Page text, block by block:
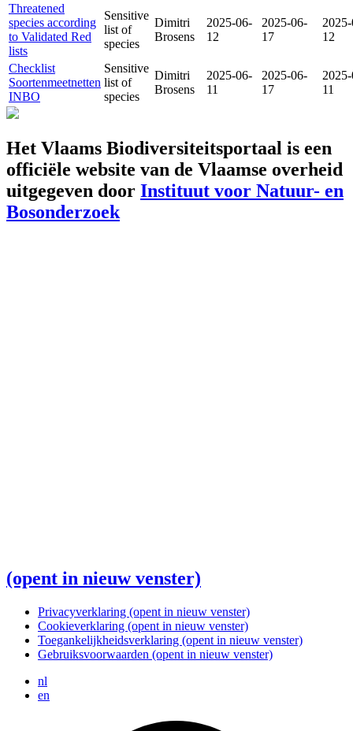
Threatened
species according
to Validated Red
lists
Sensitive
list of
species
Dimitri
Brosens
2025-06-
12
2025-06-
17
12
Checklist
Soortenmeetnetten
INBO
Sensitive
list of
species
Dimitri
Brosens
2025-06-
11
2025-06-
17
11
Het Vlaams Biodiversiteitsportaal is een
officiële website van de Vlaamse overheid
uitgegeven door Instituut voor Natuur- en
Bosonderzoek
(opent in nieuw venster)
Privacyverklaring (opent in nieuw venster)
Cookieverklaring (opent in nieuw venster)
Toegankelijkheidsverklaring (opent in nieuw venster)
Gebruiksvoorwaarden (opent in nieuw venster)
nl
en